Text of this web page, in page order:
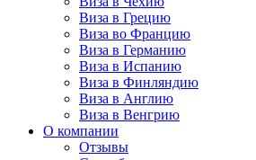
Виза в Грецию
Виза во Францию
Виза в Германию
Виза в Испанию
Виза в Финляндию
Виза в Англию
Виза в Венгрию
О компании
Отзывы